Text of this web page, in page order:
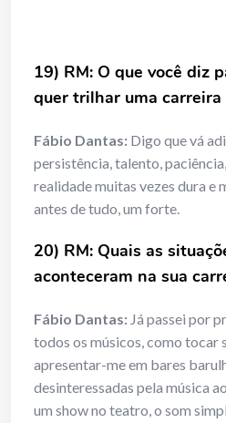
19) RM: O que você diz
quer trilhar uma carreira
Fábio Dantas: Digo que vá
persistência, talento,
realidade muitas vezes dura e
antes de tudo, um forte.
20) RM: Quais as
aconteceram na sua
Fábio Dantas: Já passei por
todos os músicos, como tocar
apresentar-me em bares
desinteressadas pela música
um show no teatro, o som